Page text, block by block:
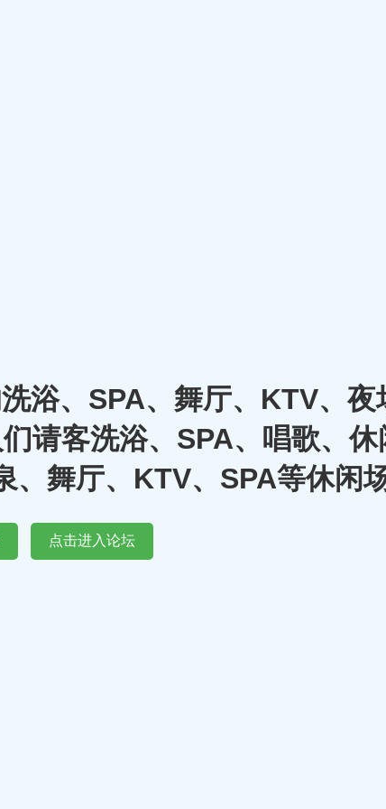
浴、SPA、舞厅、KTV、夜
请客洗浴、SPA、唱歌、
舞厅、KTV、SPA等休闲场
点击进入论坛